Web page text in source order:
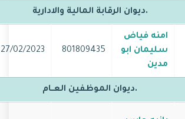
.ديوان الرقابة المالية والادارية
امنه فياض
سليمان ابو
مدين
801809435
27/02/2023
.ديوان الموظفين العــام